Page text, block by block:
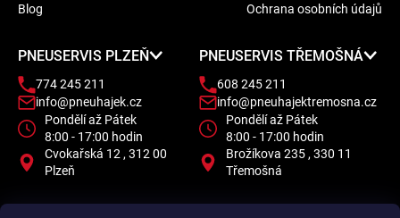
Blog
Ochrana osobních údajů
PNEUSERVIS PLZEŇ
774 245 211
info@pneuhajek.cz
Pondělí až Pátek
8:00 - 17:00 hodin
Cvokařská 12 , 312 00
Plzeň
PNEUSERVIS TŘEMOŠNÁ
608 245 211
info@pneuhajektremosna.cz
Pondělí až Pátek
8:00 - 17:00 hodin
Brožíkova 235 , 330 11
Třemošná